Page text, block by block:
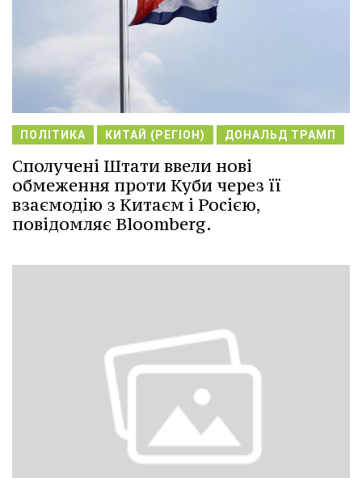
ПОЛІТИКА КИТАЙ (РЕГІОН) ДОНАЛЬД ТРАМП
Сполучені Штати ввели нові
обмеження проти Куби через її
взаємодію з Китаєм і Росією,
повідомляє Bloomberg.